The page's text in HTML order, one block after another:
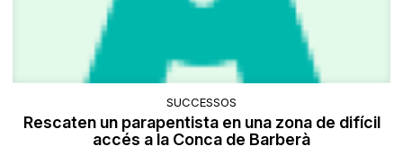
SUCCESSOS
Rescaten un parapentista en una zona de difícil
accés a la Conca de Barberà